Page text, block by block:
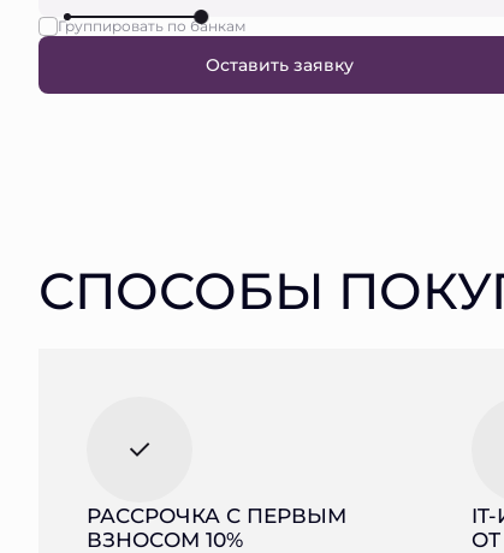
Группировать по банкам
Оставить заявку
СПОСОБЫ
РАССРОЧКА С ПЕРВЫМ
ВЗНОСОМ 10%
ОТ